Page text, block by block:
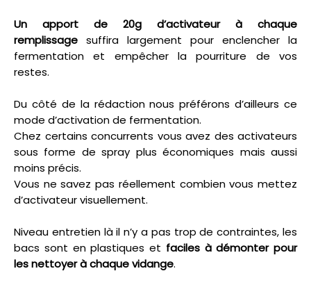
Un apport de 20g d’activateur à chaque
remplissage suffira largement pour enclencher la
fermentation et empêcher la pourriture de vos
restes.
Du côté de la rédaction nous préférons d’ailleurs ce
mode d’activation de fermentation.
Chez certains concurrents vous avez des activateurs
sous forme de spray plus économiques mais aussi
moins précis.
Vous ne savez pas réellement combien vous mettez
d’activateur visuellement.
Niveau entretien là il n’y a pas trop de contraintes, les
bacs sont en plastiques et faciles à démonter pour
les nettoyer à chaque vidange.